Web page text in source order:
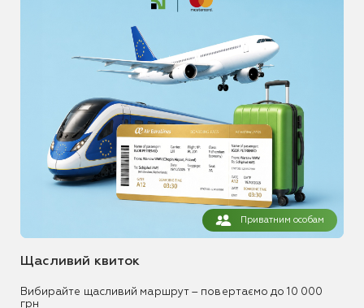
Приватним особам
Щасливий квиток
Вибирайте щасливий маршрут – повертаємо до 10 000
грн